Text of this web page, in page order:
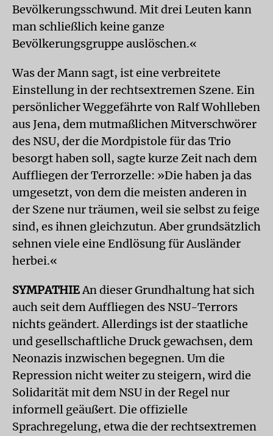
Bevölkerungsschwund. Mit drei Leuten kann
man schließlich keine ganze
Bevölkerungsgruppe auslöschen.«
Was der Mann sagt, ist eine verbreitete
Einstellung in der rechtsextremen Szene. Ein
persönlicher Weggefährte von Ralf Wohlleben
aus Jena, dem mutmaßlichen Mitverschwörer
des NSU, der die Mordpistole für das Trio
besorgt haben soll, sagte kurze Zeit nach dem
Auffliegen der Terrorzelle: »Die haben ja das
umgesetzt, von dem die meisten anderen in
der Szene nur träumen, weil sie selbst zu feige
sind, es ihnen gleichzutun. Aber grundsätzlich
sehnen viele eine Endlösung für Ausländer
herbei.«
SYMPATHIEAn dieser Grundhaltung hat sich
auch seit dem Auffliegen des NSU-Terrors
nichts geändert. Allerdings ist der staatliche
und gesellschaftliche Druck gewachsen, dem
Neonazis inzwischen begegnen. Um die
Repression nicht weiter zu steigern, wird die
Solidarität mit dem NSU in der Regel nur
informell geäußert. Die offizielle
Sprachregelung, etwa die der rechtsextremen